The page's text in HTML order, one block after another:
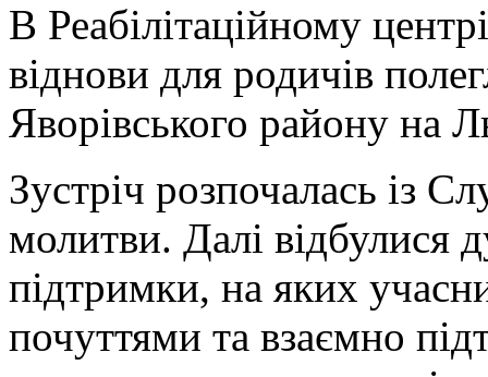
В Реабілітаційному
віднови для родичів
Яворівського району на
Зустріч розпочалась із
молитви. Далі відбулися
підтримки, на яких
почуттями та взаємно